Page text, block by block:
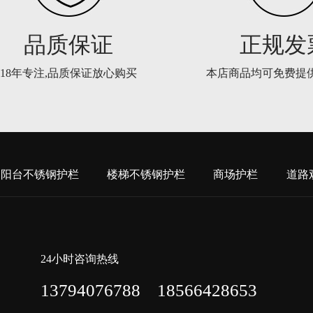
品质保证
18年专注,品质保证放心购买
正规发
本店商品均可免费提
阳台不锈钢护栏 楼梯不锈钢护栏 商场护栏 道路
24小时咨询热线
13794076788 18566428653